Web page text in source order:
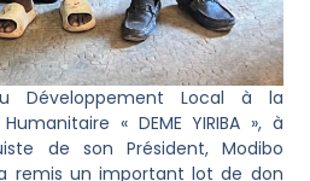
Développement Local à la
« DEME YIRIBA », à
de son Président, Modibo
a remis un important lot de don